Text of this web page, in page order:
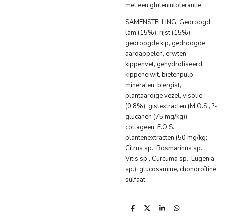
met een glutenintolerantie.
SAMENSTELLING: Gedroogd
lam (15%), rijst (15%),
gedroogde kip, gedroogde
aardappelen, erwten,
kippenvet, gehydroliseerd
kippeneiwit, bietenpulp,
mineralen, biergist,
plantaardige vezel, visolie
(0,8%), gistextracten (M.O.S., ?-
glucanen (75 mg/kg)),
collageen, F.O.S.,
plantenextracten (50 mg/kg;
Citrus sp., Rosmarinus sp.,
Vitis sp., Curcuma sp., Eugenia
sp.), glucosamine, chondroïtine
sulfaat.
D
D
S
D